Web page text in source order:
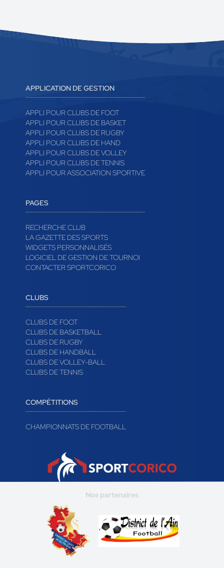
APPLICATION DE GESTION
APPLI POUR CLUBS DE FOOT
APPLI POUR CLUBS DE BASKET
APPLI POUR CLUBS DE RUGBY
APPLI POUR CLUBS DE HAND
APPLI POUR CLUBS DE VOLLEY
APPLI POUR CLUBS DE TENNIS
APPLI POUR ASSOCIATION SPORTIVE
PAGES
RECHERCHE CLUB
LA GAZETTE DES SPORTS
WIDGETS PERSONNALISÉS
LOGICIEL DE GESTION DE TOURNOI
CONTACTER SPORTCORICO
CLUBS
CLUBS DE FOOT
CLUBS DE BASKETBALL
CLUBS DE RUGBY
CLUBS DE HANDBALL
CLUBS DE VOLLEY-BALL
CLUBS DE TENNIS
COMPÉTITIONS
CHAMPIONNATS DE FOOTBALL
Nos partenaires